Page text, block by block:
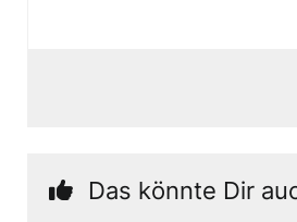
Das könnte Dir